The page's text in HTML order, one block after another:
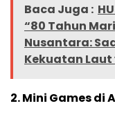
Baca Juga :
“80 Tahun
Nusantara:
Kekuatan
2. Mini Games di